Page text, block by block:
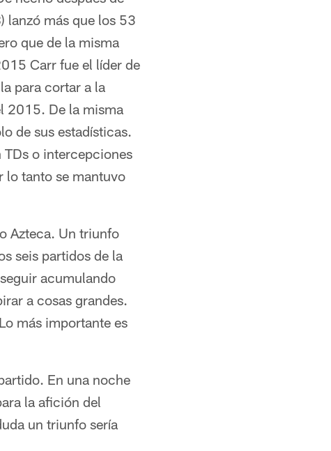
lanzó más que los 53
que de la misma
Carr fue el líder de
para cortar a la
2015. De la misma
de sus estadísticas.
o intercepciones
lo tanto se mantuvo
Azteca. Un triunfo
seis partidos de la
acumulando
a cosas grandes.
más importante es
En una noche
la afición del
un triunfo sería